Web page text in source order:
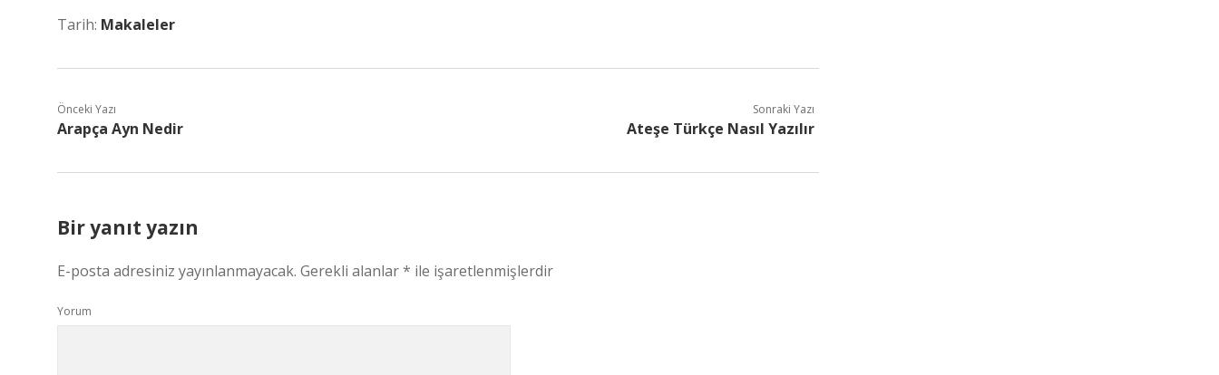
Tarih: Makaleler
Önceki Yazı
Arapça Ayn Nedir
Sonraki Yazı
Ateşe Türkçe Nasıl Yazılır
Bir yanıt yazın
E-posta adresiniz yayınlanmayacak. Gerekli alanlar* ile işaretlenmişlerdir
Yorum